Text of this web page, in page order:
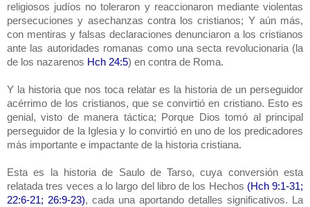
religiosos judíos no toleraron y reaccionaron mediante violentas
persecuciones y asechanzas contra los cristianos; Y aún más,
con mentiras y falsas declaraciones denunciaron a los cristianos
ante las autoridades romanas como una secta revolucionaria (la
de los nazarenos Hch 24:5) en contra de Roma.
Y la historia que nos toca relatar es la historia de un perseguidor
acérrimo de los cristianos, que se convirtió en cristiano. Esto es
genial, visto de manera táctica; Porque Dios tomó al principal
perseguidor de la Iglesia y lo convirtió en uno de los predicadores
más importante e impactante de la historia cristiana.
Esta es la historia de Saulo de Tarso, cuya conversión esta
relatada tres veces a lo largo del libro de los Hechos (Hch 9:1-31;
22:6-21; 26:9-23), cada una aportando detalles significativos. La